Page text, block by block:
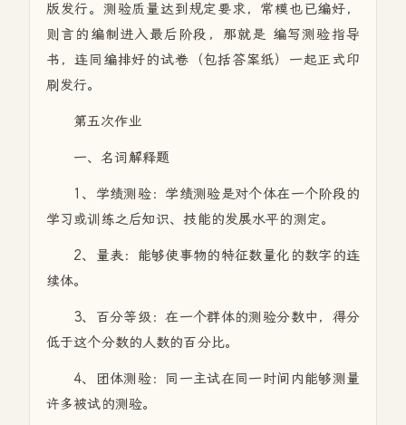
版发行。测验质量达到规定要求，常模也已编好，
则言的编制进入最后阶段，那就是 编写测验指导
书，连同编排好的试卷（包括答案纸）一起正式印
刷发行。
第五次作业
一、名词解释题
1、学绩测验：学绩测验是对个体在一个阶段的
学习或训练之后知识、技能的发展水平的测定。
2、量表：能够使事物的特征数量化的数字的连
续体。
3、百分等级：在一个群体的测验分数中，得分
低于这个分数的人数的百分比。
4、团体测验：同一主试在同一时间内能够测量
许多被试的测验。